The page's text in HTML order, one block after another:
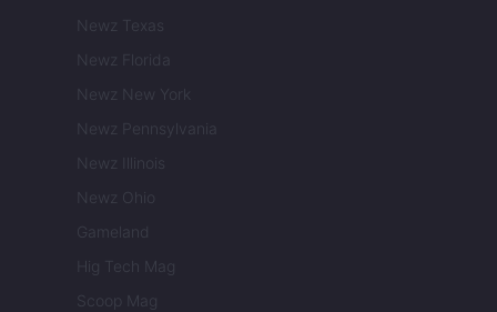
Newz Texas
Newz Florida
Newz New York
Newz Pennsylvania
Newz Illinois
Newz Ohio
Gameland
Hig Tech Mag
Scoop Mag